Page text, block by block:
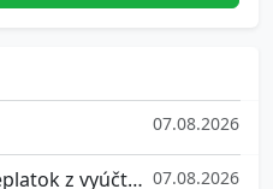
07.08.2026
Má nájomca nárok na preplatok z vyúčtovania služieb spojených s užívaním bytu? 07.08.2026